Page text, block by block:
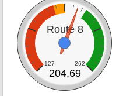
Route 8
127 262
204,69